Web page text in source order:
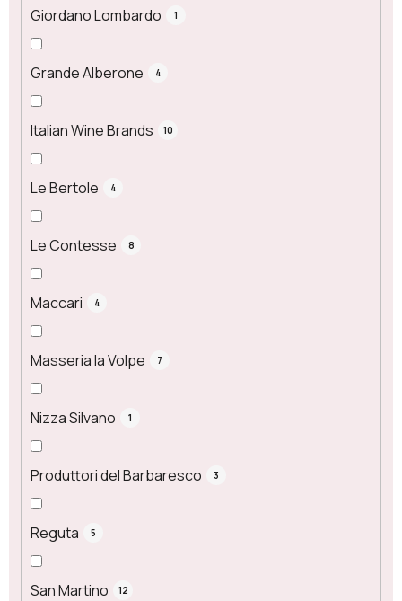
Giordano Lombardo 1
Grande Alberone 4
Italian Wine Brands 10
Le Bertole 4
Le Contesse 8
Maccari 4
Masseria la Volpe 7
Nizza Silvano 1
Produttori del Barbaresco 3
Reguta 5
San Martino 12